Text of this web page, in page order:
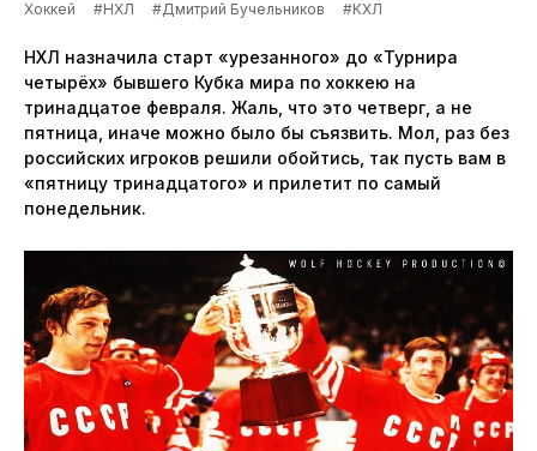
Хоккей
#НХЛ #Дмитрий Бучельников #КХЛ
НХЛ назначила старт «урезанного» до «Турнира
четырёх» бывшего Кубка мира по хоккею на
тринадцатое февраля. Жаль, что это четверг, а не
пятница, иначе можно было бы съязвить. Мол, раз без
российских игроков решили обойтись, так пусть вам в
«пятницу тринадцатого» и прилетит по самый
понедельник.